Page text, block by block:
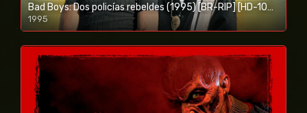
Bad Boys: Dos policías rebeldes (1995) [BR-RIP] [HD-1080p]
1995
1080p/720p